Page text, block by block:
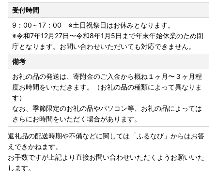
受付時間
9：00～17：00 ※土日祝祭日はお休みとなります。
※令和7年12月27日〜令和8年1月5日まで年末年始休業のため閉
庁となります。お問い合わせいただいても対応できません。
備考
お礼の品の発送は、寄附金のご入金から概ね１ヶ月〜３ヶ月程
度お時間をいただきます。（お礼の品の種類によって異なりま
す）
なお、季節限定のお礼の品やパソコン等、お礼の品によっては
さらにお時間をいただく場合があります。
返礼品の配送時期や不備などに関しては「ふるなび」からはお答
えできかねます。
お手数ですが上記より直接お問い合わせいただくようお願いいた
します。